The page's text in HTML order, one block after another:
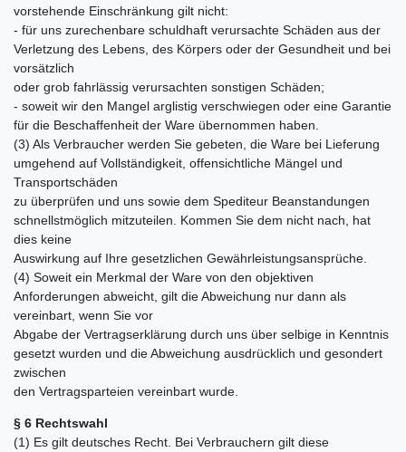
vorstehende Einschränkung gilt nicht:
- für uns zurechenbare schuldhaft verursachte Schäden aus der
Verletzung des Lebens, des Körpers oder der Gesundheit und bei
vorsätzlich
oder grob fahrlässig verursachten sonstigen Schäden;
- soweit wir den Mangel arglistig verschwiegen oder eine Garantie
für die Beschaffenheit der Ware übernommen haben.
(3) Als Verbraucher werden Sie gebeten, die Ware bei Lieferung
umgehend auf Vollständigkeit, offensichtliche Mängel und
Transportschäden
zu überprüfen und uns sowie dem Spediteur Beanstandungen
schnellstmöglich mitzuteilen. Kommen Sie dem nicht nach, hat
dies keine
Auswirkung auf Ihre gesetzlichen Gewährleistungsansprüche.
(4) Soweit ein Merkmal der Ware von den objektiven
Anforderungen abweicht, gilt die Abweichung nur dann als
vereinbart, wenn Sie vor
Abgabe der Vertragserklärung durch uns über selbige in Kenntnis
gesetzt wurden und die Abweichung ausdrücklich und gesondert
zwischen
den Vertragsparteien vereinbart wurde.
§ 6 Rechtswahl
(1) Es gilt deutsches Recht. Bei Verbrauchern gilt diese